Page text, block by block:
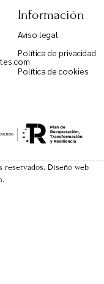
Información
Aviso legal
Política de privacidad
Política de cookies
reservados. Diseño web